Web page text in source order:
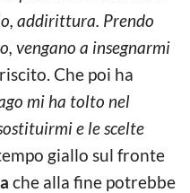
addirittura. Prendo
vengano a insegnarmi
Che poi ha
mi ha tolto nel
e le scelte
giallo sul fronte
che alla fine potrebbe